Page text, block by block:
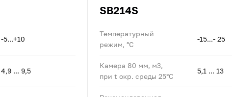
-5...+10
4,9 ... 9,5
SB214S
Температурный
режим, °C
-15...- 25
Камера 80 мм, м3,
при t окр. среды 25°C
5,1 ... 13